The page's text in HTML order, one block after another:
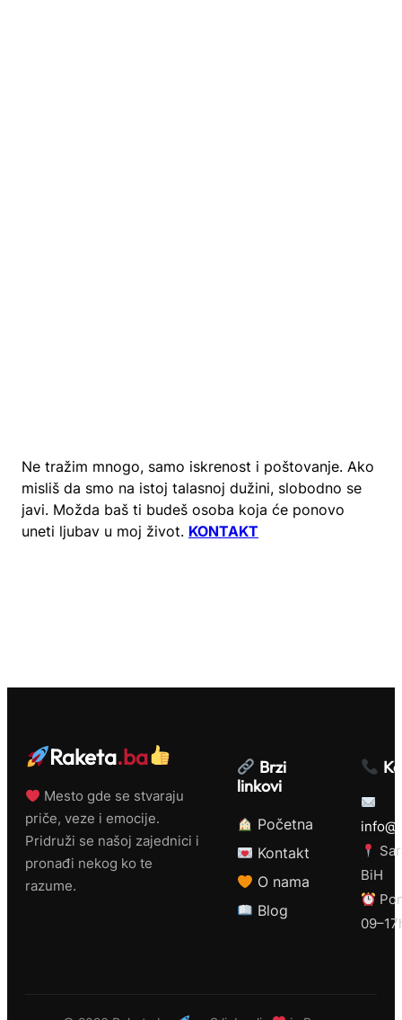
Ne tražim mnogo, samo iskrenost i poštovanje. Ako
misliš da smo na istoj talasnoj dužini, slobodno se
javi. Možda baš ti budeš osoba koja će ponovo
uneti ljubav u moj život. KONTAKT
Raketa.ba
Mesto gde se stvaraju
priče, veze i emocije.
Pridruži se našoj zajednici i
pronađi nekog ko te
razume.
Brzi
linkovi
Početna
Kontakt
O nama
Blog
BiH